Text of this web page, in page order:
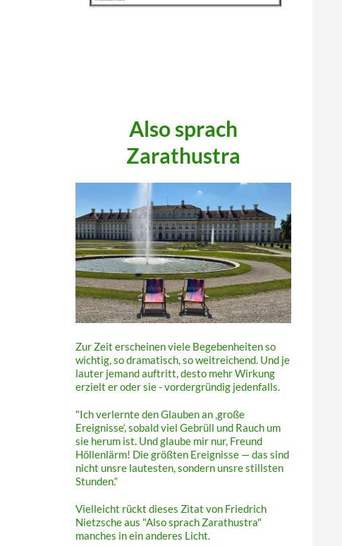
Also sprach
Zarathustra
Zur Zeit erscheinen viele Begebenheiten so
wichtig, so dramatisch, so weitreichend. Und je
lauter jemand auftritt, desto mehr Wirkung
erzielt er oder sie - vordergründig jedenfalls.
"Ich verlernte den Glauben an ‚große
Ereignisse‘, sobald viel Gebrüll und Rauch um
sie herum ist. Und glaube mir nur, Freund
Höllenlärm! Die größten Ereignisse — das sind
nicht unsre lautesten, sondern unsre stillsten
Stunden.“
Vielleicht rückt dieses Zitat von Friedrich
Nietzsche aus "Also sprach Zarathustra"
manches in ein anderes Licht.